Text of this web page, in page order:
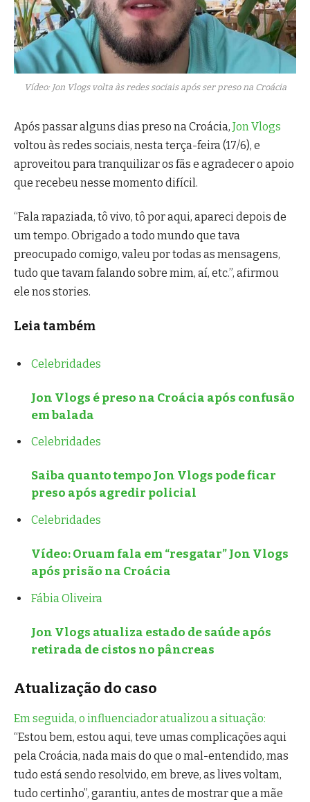
Vídeo: Jon Vlogs volta às redes sociais após ser preso na Croácia
Após passar alguns dias preso na Croácia, Jon Vlogs
voltou às redes sociais, nesta terça-feira (17/6), e
aproveitou para tranquilizar os fãs e agradecer o apoio
que recebeu nesse momento difícil.
“Fala rapaziada, tô vivo, tô por aqui, apareci depois de
um tempo. Obrigado a todo mundo que tava
preocupado comigo, valeu por todas as mensagens,
tudo que tavam falando sobre mim, aí, etc.”, afirmou
ele nos stories.
Leia também
Celebridades
Jon Vlogs é preso na Croácia após confusão
em balada
Celebridades
Saiba quanto tempo Jon Vlogs pode ficar
preso após agredir policial
Celebridades
Vídeo: Oruam fala em “resgatar” Jon Vlogs
após prisão na Croácia
Fábia Oliveira
Jon Vlogs atualiza estado de saúde após
retirada de cistos no pâncreas
Atualização do caso
Em seguida, o influenciador atualizou a situação:
“Estou bem, estou aqui, teve umas complicações aqui
pela Croácia, nada mais do que o mal-entendido, mas
tudo está sendo resolvido, em breve, as lives voltam,
tudo certinho”, garantiu, antes de mostrar que a mãe